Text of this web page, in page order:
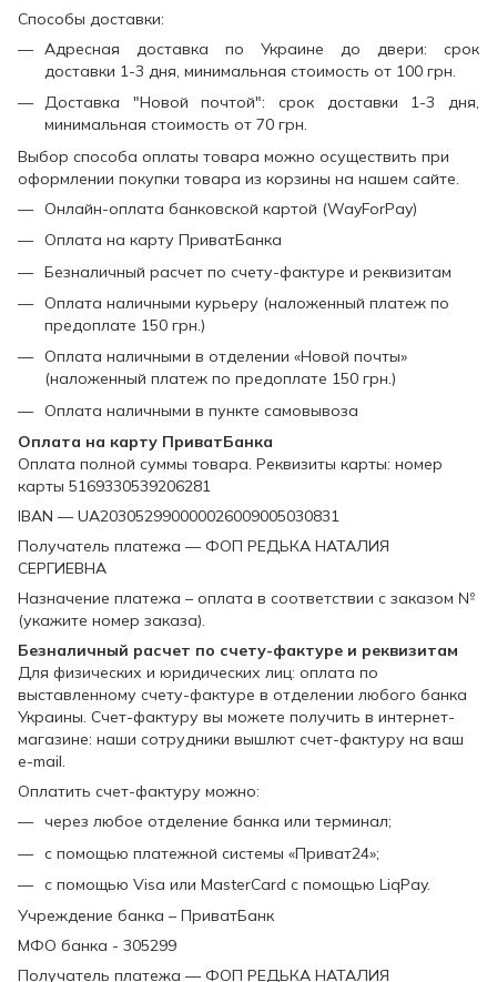
Способы доставки:
Адресная доставка по Украине до двери: срок
доставки 1-3 дня, минимальная стоимость от 100 грн.
Доставка "Новой почтой": срок доставки 1-3 дня,
минимальная стоимость от 70 грн.
Выбор способа оплаты товара можно осуществить при
оформлении покупки товара из корзины на нашем сайте.
Онлайн-оплата банковской картой (WayForPay)
Оплата на карту ПриватБанка
Безналичный расчет по счету-фактуре и реквизитам
Оплата наличными курьеру (наложенный платеж по
предоплате 150 грн.)
Оплата наличными в отделении «Новой почты»
(наложенный платеж по предоплате 150 грн.)
Оплата наличными в пункте самовывоза
Оплата на карту ПриватБанка
Оплата полной суммы товара. Реквизиты карты: номер
карты 5169330539206281
IBAN — UA203052990000026009005030831
Получатель платежа — ФОП РЕДЬКА НАТАЛИЯ
СЕРГИЕВНА
Назначение платежа – оплата в соответствии с заказом №
(укажите номер заказа).
Безналичный расчет по счету-фактуре и реквизитам
Для физических и юридических лиц: оплата по
выставленному счету-фактуре в отделении любого банка
Украины. Счет-фактуру вы можете получить в интернет-
магазине: наши сотрудники вышлют счет-фактуру на ваш
e-mail.
Оплатить счет-фактуру можно:
через любое отделение банка или терминал;
с помощью платежной системы «Приват24»;
с помощью Visa или MasterCard с помощью LiqPay.
Учреждение банка – ПриватБанк
МФО банка - 305299
Получатель платежа — ФОП РЕДЬКА НАТАЛИЯ